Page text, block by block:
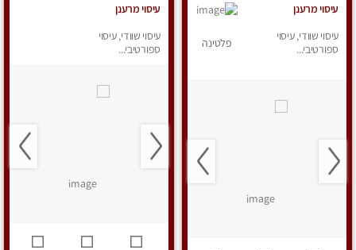
עיסוי מרענן
עיסוי שוודי, עיסוי
ספורטיבי...
פלטינה
עיסוי מרענן
עיסוי שוודי, עיסוי
ספורטיבי...